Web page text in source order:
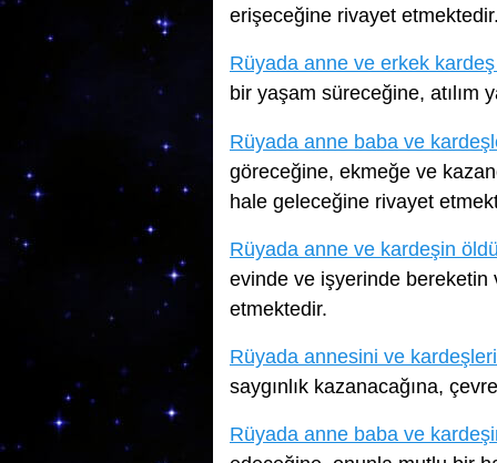
erişeceğine rivayet etmektedir.
Rüyada anne ve erkek
bir yaşam süreceğine, atılım
Rüyada anne baba ve
göreceğine, ekmeğe ve
hale geleceğine rivayet
Rüyada anne ve kardeşin
evinde ve işyerinde
etmektedir.
Rüyada annesini ve
saygınlık kazanacağına,
Rüyada anne baba ve